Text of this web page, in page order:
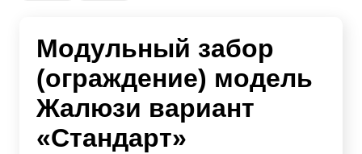
Модульный забор
(ограждение) модель
Жалюзи вариант
«Стандарт»